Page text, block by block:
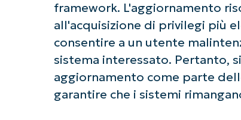
framework. L'aggiornamento
all'acquisizione di privilegi più
consentire a un utente
sistema interessato. Pertanto,
aggiornamento come parte
garantire che i sistemi